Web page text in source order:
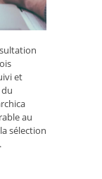
et
au
sélection